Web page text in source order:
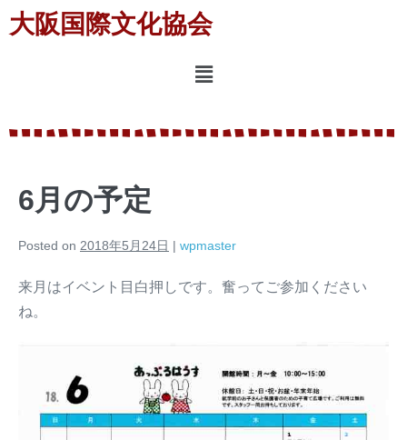
大阪国際文化協会
6月の予定
Posted on 2018年5月24日 | wpmaster
来月はイベント目白押しです。奮ってご参加ください
ね。